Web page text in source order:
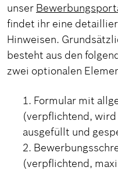
unser
findet ihr eine
Hinweisen.
besteht aus den
zwei optionalen
Formular mit
(verpflichtend,
ausgefüllt und
(verpflichtend,